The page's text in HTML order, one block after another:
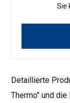
Sie
Detaillierte
Thermo" und